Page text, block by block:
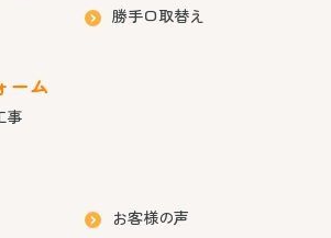
勝手口取替え
ーム
事
お客様の声